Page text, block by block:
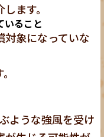
ます。
いること
対象になっていな
ような強風を受け